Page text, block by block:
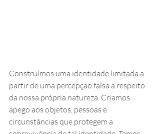
Construímos uma identidade limitada a
partir de uma percepção falsa a respeito
da nossa própria natureza. Criamos
apego aos objetos, pessoas e
circunstâncias que protegem a